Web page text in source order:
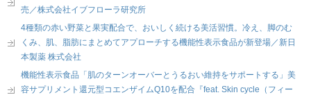
売／株式会社イブフローラ研究所
4種類の赤い野菜と果実配合で、おいしく続ける美活習慣。冷え、脚のむ
くみ、肌、脂肪にまとめてアプローチする機能性表示食品が新登場／新日
本製薬 株式会社
機能性表示食品「肌のターンオーバーとうるおい維持をサポートする」美
容サプリメント還元型コエンザイムQ10を配合『feat. Skin cycle（フィー